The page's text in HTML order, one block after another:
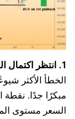
1. انتظر اكتمال النمط
الخطأ الأكثر
مبكرًا جدًا. نقطة
السعر مستوى